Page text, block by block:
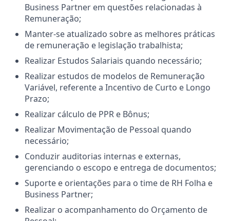
Business Partner em questões relacionadas à
Remuneração;
Manter-se atualizado sobre as melhores práticas
de remuneração e legislação trabalhista;
Realizar Estudos Salariais quando necessário;
Realizar estudos de modelos de Remuneração
Variável, referente a Incentivo de Curto e Longo
Prazo;
Realizar cálculo de PPR e Bônus;
Realizar Movimentação de Pessoal quando
necessário;
Conduzir auditorias internas e externas,
gerenciando o escopo e entrega de documentos;
Suporte e orientações para o time de RH Folha e
Business Partner;
Realizar o acompanhamento do Orçamento de